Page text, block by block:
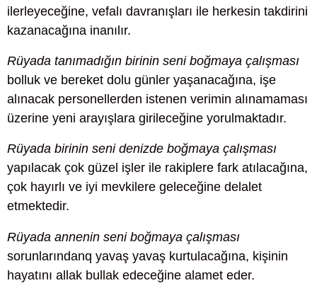
ilerleyeceğine, vefalı davranışları ile herkesin takdirini
kazanacağına inanılır.
Rüyada tanımadığın birinin seni boğmaya çalışması
bolluk ve bereket dolu günler yaşanacağına, işe
alınacak personellerden istenen verimin alınamaması
üzerine yeni arayışlara girileceğine yorulmaktadır.
Rüyada birinin seni denizde boğmaya çalışması
yapılacak çok güzel işler ile rakiplere fark atılacağına,
çok hayırlı ve iyi mevkilere geleceğine delalet
etmektedir.
Rüyada annenin seni boğmaya çalışması
sorunlarındanq yavaş yavaş kurtulacağına, kişinin
hayatını allak bullak edeceğine alamet eder.